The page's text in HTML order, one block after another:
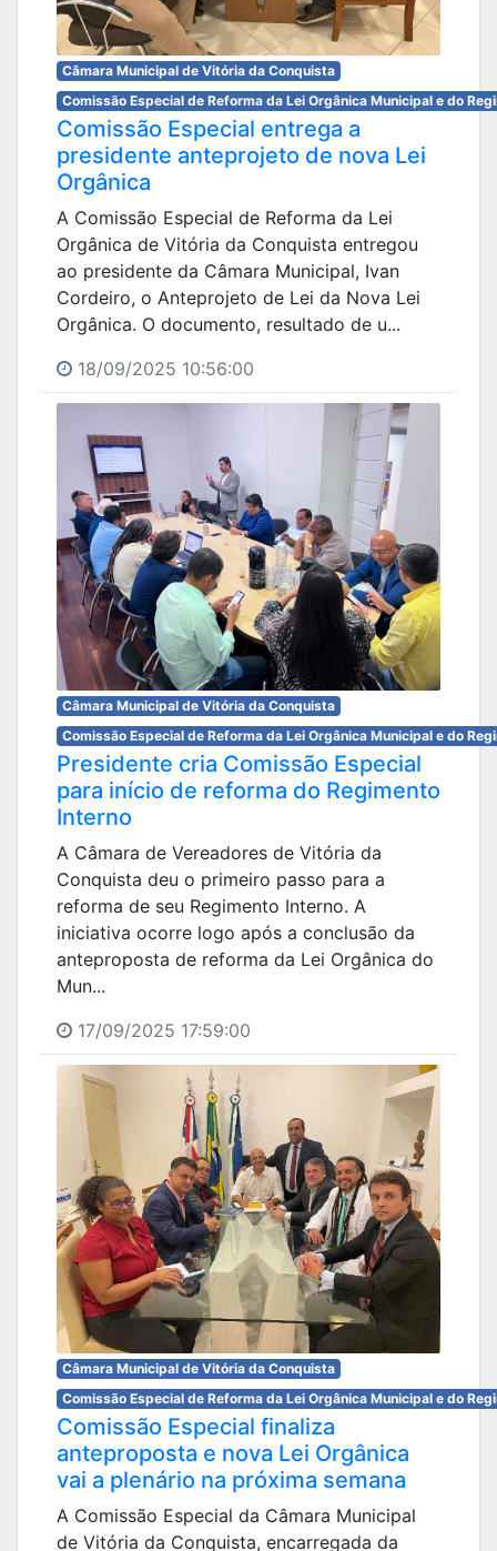
Câmara Municipal de Vitória da Conquista
Comissão Especial de Reforma da Lei Orgânica Municipal e do
Comissão Especial entrega a
presidente anteprojeto de nova Lei
Orgânica
A Comissão Especial de Reforma da Lei
Orgânica de Vitória da Conquista entregou
ao presidente da Câmara Municipal, Ivan
Cordeiro, o Anteprojeto de Lei da Nova Lei
Orgânica. O documento, resultado de u...
18/09/2025 10:56:00
Câmara Municipal de Vitória da Conquista
Comissão Especial de Reforma da Lei Orgânica Municipal e do
Presidente cria Comissão Especial
para início de reforma do Regimento
Interno
A Câmara de Vereadores de Vitória da
Conquista deu o primeiro passo para a
reforma de seu Regimento Interno. A
iniciativa ocorre logo após a conclusão da
anteproposta de reforma da Lei Orgânica do
Mun...
17/09/2025 17:59:00
Câmara Municipal de Vitória da Conquista
Comissão Especial de Reforma da Lei Orgânica Municipal e do
Comissão Especial finaliza
anteproposta e nova Lei Orgânica
vai a plenário na próxima semana
A Comissão Especial da Câmara Municipal
de Vitória da Conquista, encarregada da